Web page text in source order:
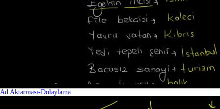
Ad Aktarması-Dolaylama